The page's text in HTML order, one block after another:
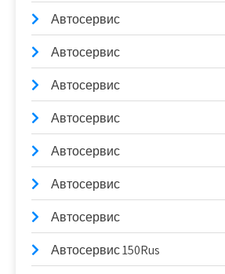
Автосервис
Автосервис
Автосервис
Автосервис
Автосервис
Автосервис
Автосервис
Автосервис 150Rus